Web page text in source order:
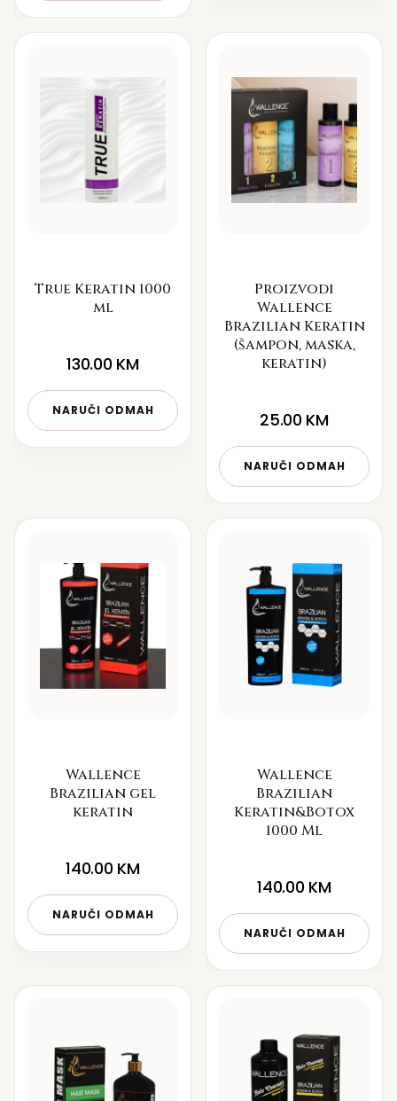
True Keratin 1000
ml
130.00 KM
NARUČI ODMAH
Proizvodi
Wallence
Brazilian Keratin
(šampon, maska,
keratin)
25.00 KM
NARUČI ODMAH
Wallence
Brazilian gel
keratin
140.00 KM
NARUČI ODMAH
Wallence
Brazilian
Keratin&Botox
1000 Ml
140.00 KM
NARUČI ODMAH